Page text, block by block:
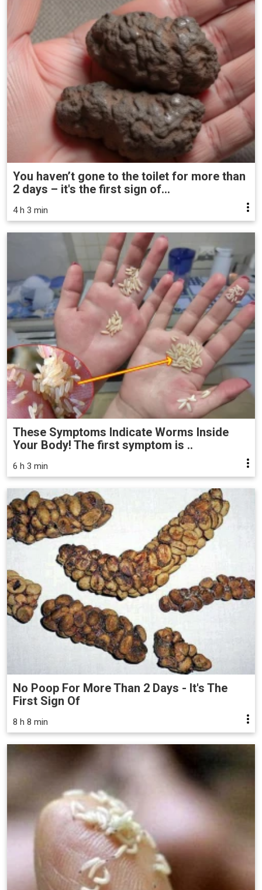
You haven’t gone to the toilet for more than
2 days – it's the first sign of...
4 h 3 min
These Symptoms Indicate Worms Inside
Your Body! The first symptom is ..
6 h 3 min
No Poop For More Than 2 Days - It's The
First Sign Of
8 h 8 min